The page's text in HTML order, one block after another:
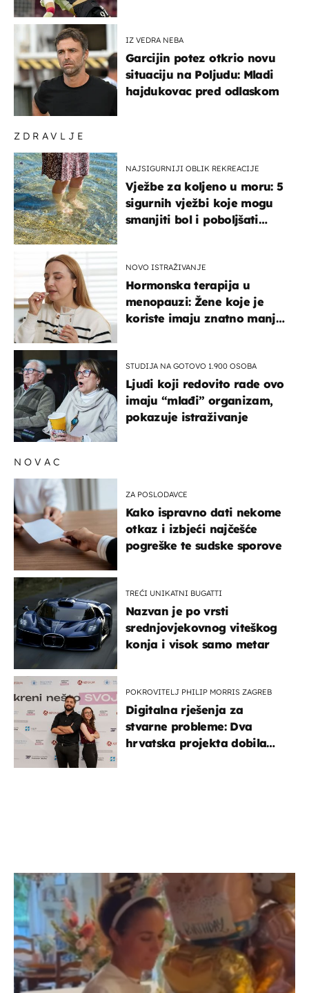
ZDRAVLJE
NAJSIGURNIJI OBLIK REKREACIJE
Vježbe za koljeno u moru: 5
sigurnih vježbi koje mogu
smanjiti bol i poboljšati
NOVO ISTRAŽIVANJE
Hormonska terapija u
menopauzi: Žene koje je
koriste imaju znatno manji
STUDIJA NA GOTOVO 1.900 OSOBA
Ljudi koji redovito rade ovo
imaju “mlađi” organizam,
pokazuje istraživanje
IZ VEDRA NEBA
Garcijin potez otkrio novu
situaciju na Poljudu: Mladi
hajdukovac pred odlaskom
NOVAC
ZA POSLODAVCE
Kako ispravno dati nekome
otkaz i izbjeći najčešće
pogreške te sudske sporove
TREĆI UNIKATNI BUGATTI
Nazvan je po vrsti
srednjovjekovnog viteškog
konja i visok samo metar
POKROVITELJ PHILIP MORRIS ZAGREB
Digitalna rješenja za
stvarne probleme: Dva
hrvatska projekta dobila